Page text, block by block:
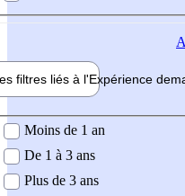
filtres liés à l'Expérience
demandée
Moins de 1 an
De 1 à 3 ans
Plus de 3 ans